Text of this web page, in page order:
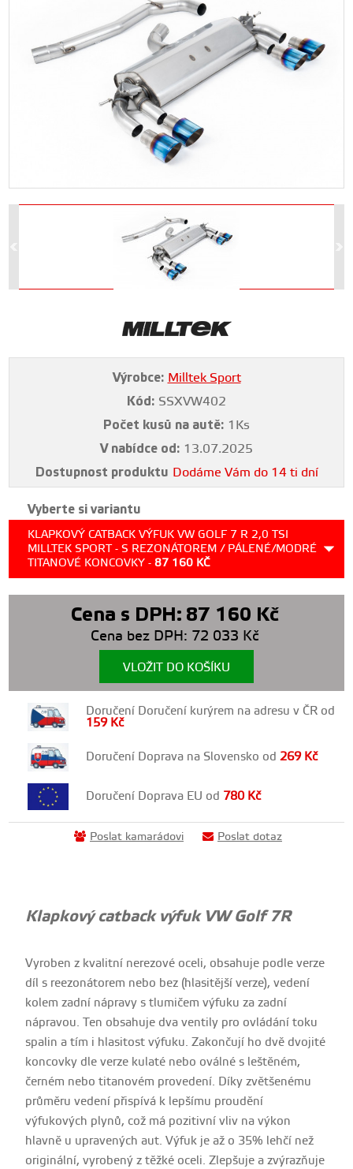
Výrobce: Milltek Sport
Kód: SSXVW402
Počet kusů na autě: 1Ks
V nabídce od: 13.07.2025
Dostupnost produktu Dodáme Vám do 14 ti dní
Vyberte si variantu
KLAPKOVÝ CATBACK VÝFUK VW GOLF 7 R 2,0 TSI
MILLTEK SPORT - S REZONÁTOREM / PÁLENÉ/MODRÉ
TITANOVÉ KONCOVKY -87 160 KČ
Cena s DPH: 87 160 Kč
Cena bez DPH: 72 033 Kč
VLOŽIT DO KOŠÍKU
Doručení Doručení kurýrem na adresu v ČR od
159 Kč
Doručení Doprava na Slovensko od269 Kč
Doručení Doprava EU od 780 Kč
Poslat kamarádovi Poslat dotaz
Klapkový catback výfuk VW Golf 7R
Vyroben z kvalitní nerezové oceli, obsahuje podle verze
díl s reezonátorem nebo bez (hlasitější verze), vedení
kolem zadní nápravy s tlumičem výfuku za zadní
nápravou. Ten obsahuje dva ventily pro ovládání toku
spalin a tím i hlasitost výfuku. Zakončují ho dvě dvojité
koncovky dle verze kulaté nebo oválné s leštěném,
černém nebo titanovém provedení. Díky zvětšenému
průměru vedení přispívá k lepšímu proudění
výfukových plynů, což má pozitivní vliv na výkon
hlavně u upravených aut. Výfuk je až o 35% lehčí než
originální, vyrobený z těžké oceli. Zlepšuje a zvýrazňuje